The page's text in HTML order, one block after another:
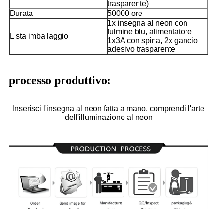
trasparente)
Durata
50000 ore
Lista imballaggio
1x insegna al neon con
fulmine blu, alimentatore
1x3A con spina, 2x gancio
adesivo trasparente
processo produttivo:
Inserisci l'insegna al neon fatta a mano, comprendi l'arte
dell'illuminazione al neon